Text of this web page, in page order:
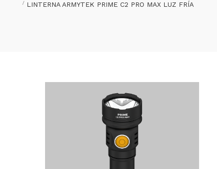
LINTERNA ARMYTEK PRIME C2 PRO MAX LUZ FRÍA